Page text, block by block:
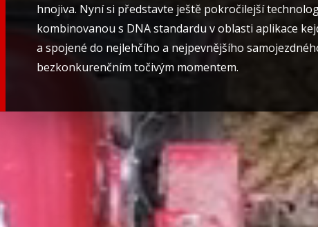
hnojiva. Nyní si představte ještě pokročilejší
kombinovanou s DNA standardu v oblasti aplikace
a spojené do nejlehčího a nejpevnějšího
bezkonkurenčním točivým momentem.